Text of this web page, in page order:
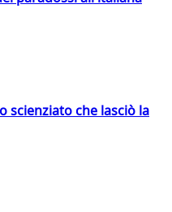
scienziato che lasciò la